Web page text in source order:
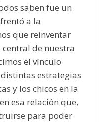
saben fue un
a la
que reinventar
de nuestra
el vínculo
estrategias
y los chicos en la
esa relación que,
para poder